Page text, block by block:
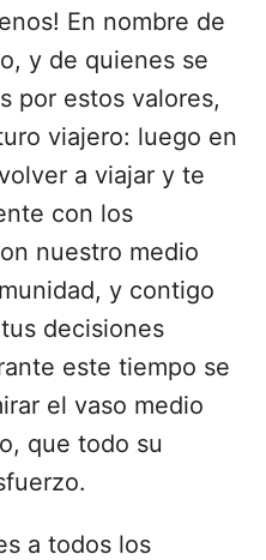
En nombre de
y de quienes se
por estos valores,
viajero: luego en
a viajar y te
con los
nuestro medio
y contigo
decisiones
este tiempo se
el vaso medio
que todo su
a todos los